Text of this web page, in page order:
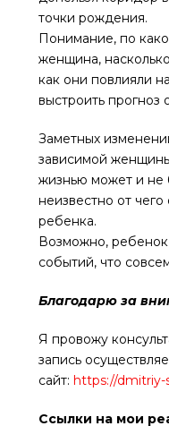
точки рождения.
Понимание, по
женщина,
как они повлияли
выстроить прогноз
Заметных
зависимой
жизнью может и не
неизвестно от
ребенка.
Возможно, ребенок
событий, что
Благодарю за
Я провожу
запись
сайт: https://dmitriy-
Ссылки на мои